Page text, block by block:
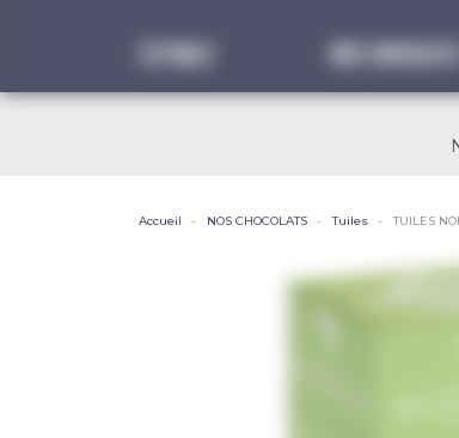
Estivale
Accueil NOS CHOCOLATS Tuiles TUILES